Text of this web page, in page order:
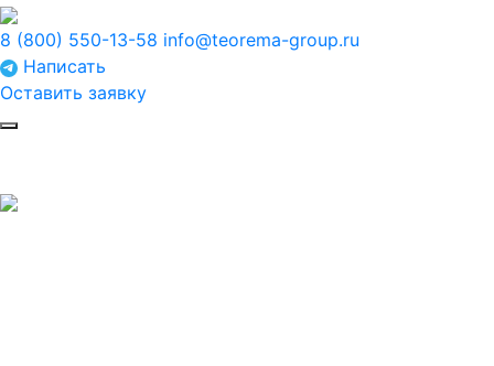
8 (800) 550-13-58 info@teorema-group.ru
Написать
Оставить заявку